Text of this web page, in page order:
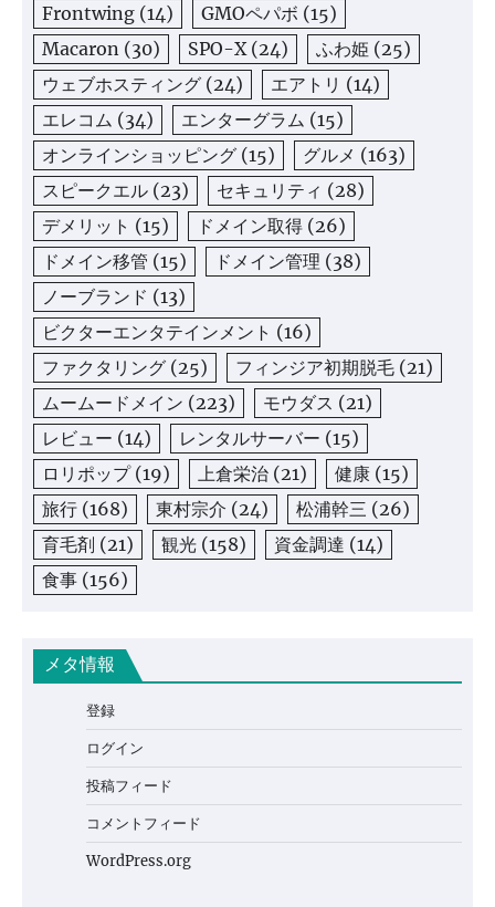
Frontwing (14) GMOペパボ (15)
Macaron (30) SPO-X (24) ふわ姫 (25)
ウェブホスティング (24) エアトリ (14)
エレコム (34) エンターグラム (15)
オンラインショッピング (15) グルメ (163)
スピークエル (23) セキュリティ (28)
デメリット (15) ドメイン取得 (26)
ドメイン移管 (15) ドメイン管理 (38)
ノーブランド (13)
ビクターエンタテインメント (16)
ファクタリング (25) フィンジア初期脱毛 (21)
ムームードメイン (223) モウダス (21)
レビュー (14) レンタルサーバー (15)
ロリポップ(19) 上倉栄治 (21) 健康 (15)
旅行 (168) 東村宗介 (24) 松浦幹三 (26)
育毛剤 (21) 観光 (158) 資金調達 (14)
食事 (156)
メタ情報
登録
ログイン
投稿フィード
コメントフィード
WordPress.org